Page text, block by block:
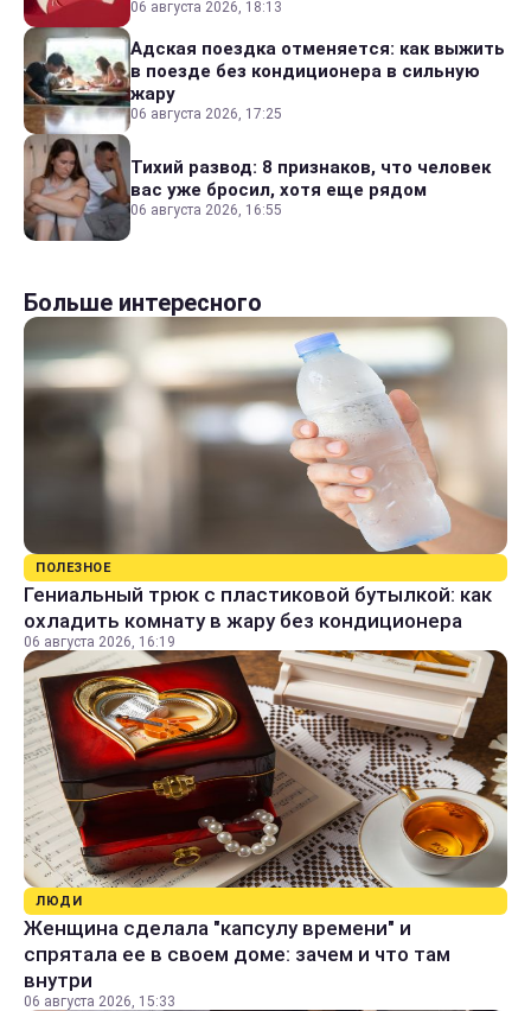
06 августа 2026, 18:13
Адская поездка отменяется: как выжить
в поезде без кондиционера в сильную
жару
06 августа 2026, 17:25
Тихий развод: 8 признаков, что человек
вас уже бросил, хотя еще рядом
06 августа 2026, 16:55
Больше интересного
ПОЛЕЗНОЕ
Гениальный трюк с пластиковой бутылкой: как
охладить комнату в жару без кондиционера
06 августа 2026, 16:19
ЛЮДИ
Женщина сделала "капсулу времени" и
спрятала ее в своем доме: зачем и что там
внутри
06 августа 2026, 15:33